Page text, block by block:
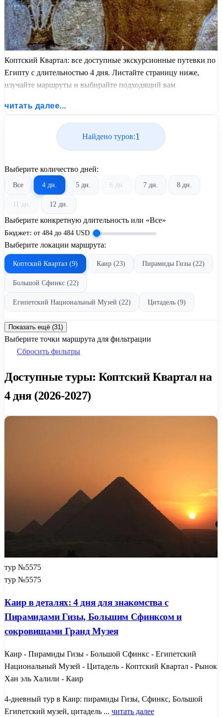
Коптский Квартал: все доступные экскурсионные путевки по
Египту с длительностью 4 дня. Листайте страницу ниже,
изучайте маршруты и выбирайте подходящий вам
United Travel Systems.
читать далее...
Найдено туров:1
Выберите количество дней:
Все 4 дн. 5 дн. 6 дн. 7 дн. 8 дн.
11 дн. 12 дн.
Выберите конкретную длительность или «Все»
Бюджет: от 484 до 484 USD
Выберите локации маршрута:
Коптский Квартал (9) Каир (23) Пирамиды Гизы (22)
Большой Сфинкс (22)
Египетский Национальный Музей (22) Цитадель (9)
Показать ещё (31)
Выберите точки маршрута для фильтрации
Сбросить фильтры
Доступные туры: Коптский Квартал на
4 дня (2026-2027)
тур №5575
тур №5575
Каир в деталях: 4 дня для знакомства с
Пирамидами Гизы, Большим Сфинксом и
сокровищами Гранд Музея
Каир - Пирамиды Гизы - Большой Сфинкс - Египетский
Национальный Музей - Цитадель - Коптский Квартал - Рынок
Хан эль Халили - Каир
4-дневный тур в Каир: пирамиды Гизы, Сфинкс, Большой
Египетский музей, цитадель ... читать далее